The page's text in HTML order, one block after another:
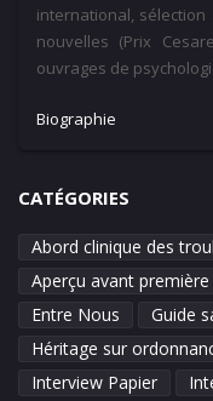
international, sélection
nouvelles (Prix
ouvrages de
Biographie
CATÉGORIES
Abord clinique des
Aperçu avant première
Entre Nous
Guide
Héritage sur
Interview Papier